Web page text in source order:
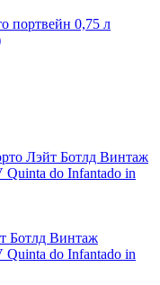
портвейн 0,75 л
Ботлд Винтаж
do Infantado in